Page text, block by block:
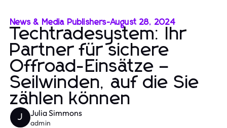
News & Media Publishers-August 28, 2024
Techtradesystem: Ihr
Partner für sichere
Offroad-Einsätze –
Seilwinden, auf die Sie
zählen können
J Julia Simmons
admin